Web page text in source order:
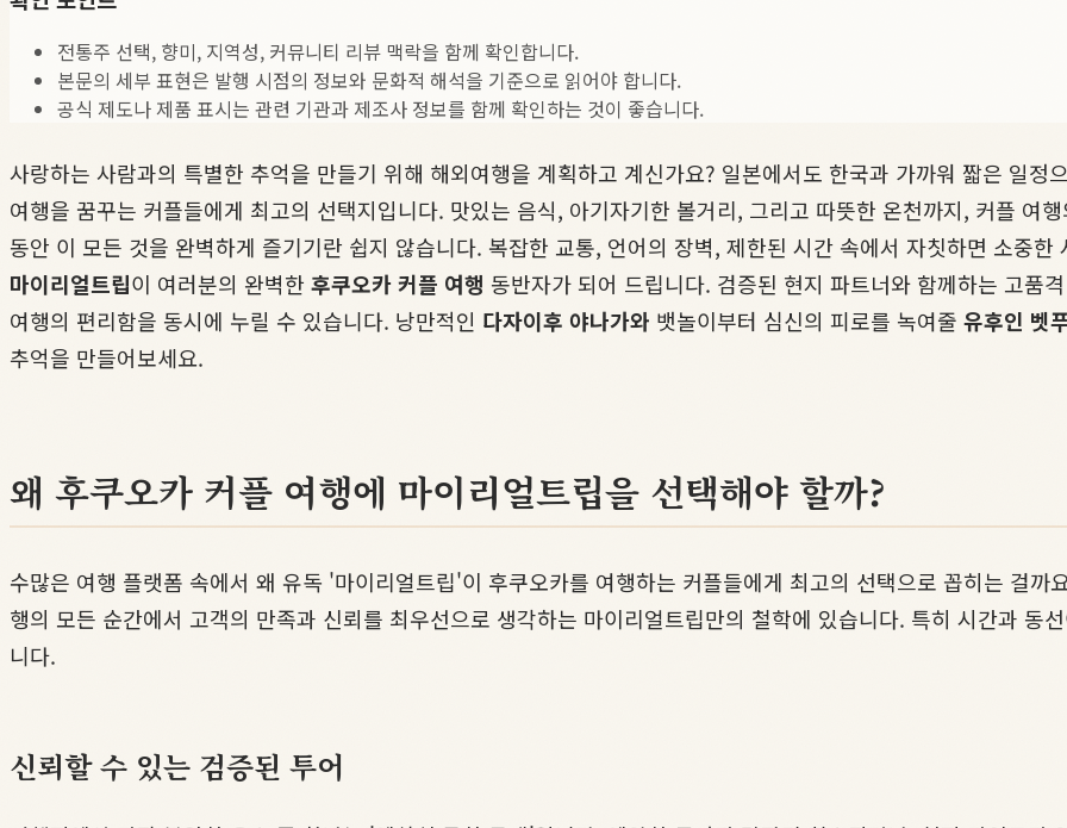
전통주 선택, 향미, 지역성, 커뮤니티 리뷰 맥락을 함께 확인합니다.
본문의 세부 표현은 발행 시점의 정보와 문화적 해석을 기준으로 읽어야 합니다.
공식 제도나 제품 표시는 관련 기관과 제조사 정보를 함께 확인하는 것이 좋습니다.
사랑하는 사람과의 특별한 추억을 만들기 위해 해외여행을 계획하고 계신가요? 일본에서도 한국과 가까워 짧은 일정
여행을 꿈꾸는 커플들에게 최고의 선택지입니다. 맛있는 음식, 아기자기한 볼거리, 그리고 따뜻한 온천까지, 커플 여
동안 이 모든 것을 완벽하게 즐기기란 쉽지 않습니다. 복잡한 교통, 언어의 장벽, 제한된 시간 속에서 자칫하면 소중
마이리얼트립이 여러분의 완벽한 후쿠오카 커플 여행 동반자가 되어 드립니다. 검증된 현지 파트너와 함께하는 고품격
여행의 편리함을 동시에 누릴 수 있습니다. 낭만적인 다자이후 야나가와 뱃놀이부터 심신의 피로를 녹여줄 유후인 벳
추억을 만들어보세요.
왜 후쿠오카 커플 여행에 마이리얼트립을 선택해야 할까?
수많은 여행 플랫폼 속에서 왜 유독 '마이리얼트립'이 후쿠오카를 여행하는 커플들에게 최고의 선택으로 꼽히는 걸까
행의 모든 순간에서 고객의 만족과 신뢰를 최우선으로 생각하는 마이리얼트립만의 철학에 있습니다. 특히 시간과 동
니다.
신뢰할 수 있는 검증된 투어